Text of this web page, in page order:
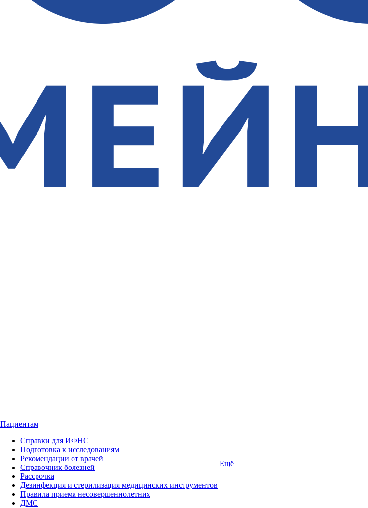
Пациентам
Справки для ИФНС
Подготовка к исследованиям
Рекомендации от врачей
Справочник болезней
Рассрочка
Дезинфекция и стерилизация медицинских инструментов
Правила приема несовершеннолетних
ДМС
Ещё